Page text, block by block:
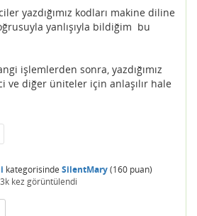
yazdığımız kodları makine diline
yanlışıyla bildiğim bu
işlemlerden sonra, yazdığımız
ve diğer üniteler için anlaşılır hale
kategorisinde SilentMary(160 puan)
kez görüntülendi